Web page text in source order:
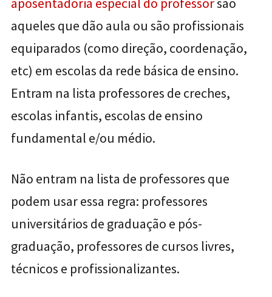
aqueles que dão aula ou são profissionais
equiparados (como direção, coordenação,
etc) em escolas da rede básica de ensino.
Entram na lista professores de creches,
escolas infantis, escolas de ensino
fundamental e/ou médio.
Não entram na lista de professores que
podem usar essa regra: professores
universitários de graduação e pós-
graduação, professores de cursos livres,
técnicos e profissionalizantes.